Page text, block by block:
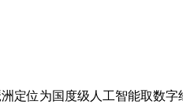
定位为国度级人工智能取数